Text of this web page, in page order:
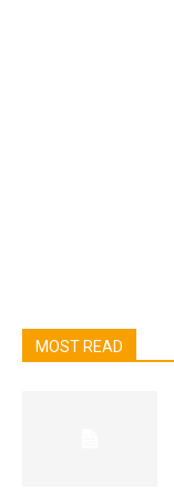
MOST READ